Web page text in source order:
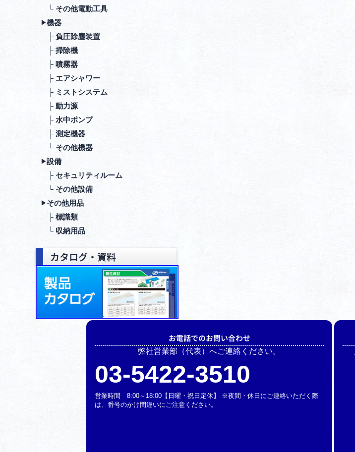
└ その他電動⼯具
▶︎機器
├ 負圧除塵装置
├ 掃除機
├ 噴霧器
├ エアシャワー
├ ミストシステム
├ 動⼒源
├ ⽔中ポンプ
├ 測定機器
└ その他機器
▶︎設備
├ セキュリティルーム
└ その他設備
▶︎その他⽤品
├ 標識類
└ 収納⽤品
カタログ・資料
お電話でのお問い合わせ
弊社営業部（代表）へご連絡ください。
03-5422-3510
営業時間 8:00～18:00【日曜・祝日定休】 ※夜間・休日にご連絡いただく際
は、番号のかけ間違いにご注意ください。